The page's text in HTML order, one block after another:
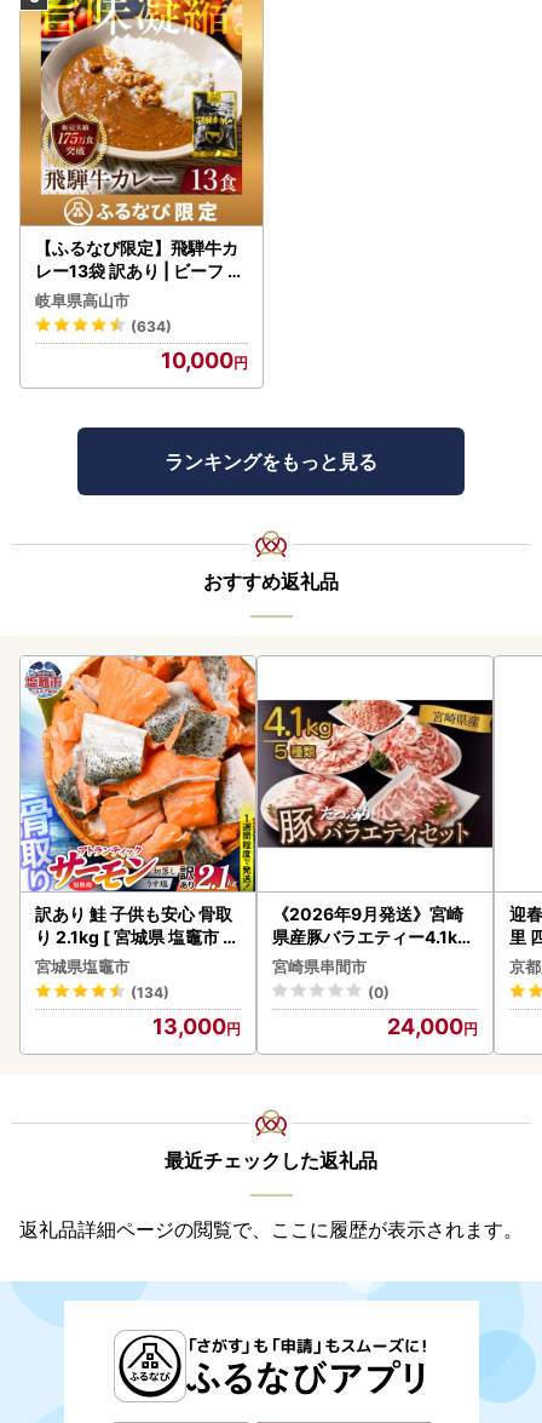
（2）郵送での申請について
《ご寄附翌年の1月10日必着（消印無効）》の申請期限まで
に、下記宛先まで郵送お願いいたします。
〒010-8560 秋田県秋田市山王１丁目１番1号
秋田市役所 企画政策部 選ばれるまち戦略課 ふるさと納
税推進担当宛
※ワンストップ特例申請書と併せて「個人番号確認書類」と
「本人確認書類」の提出が必要です。詳細は下記URLからご
確認ください。
https://www.city.akita.lg.jp/shisei/hoshin-keikaku/1011
478/1008502/1003150.html
◯ワンストップ特例申請後の流れ
だいております必要書類の内容を照会し、
不備が見られない場合、下記メールアドレスより申請受理の
メールを送付いたします。
不備内容や追加提出が必要な書類等につきまして、ご案内を
お送りいたします。
akita-city@do-furusato.com
※迷惑メールに振り分けられてしまう可能性もございますの
で、正しく受信できるようプロバイダやメールソフトの受信
設定をご確認ください。
【ふるなび限定】飛騨牛カ
レー13袋 訳あり | ビーフ レ
トルト 訳あり DC006-CP
01 FN-Limited-VO
岐阜県高山市
(634)
10,000
ランキングをもっと見る
おすすめ返礼品
訳あり 鮭 子供も安心 骨取
り 2.1kg [ 宮城県 塩竈市 ]
鮭
宮城県塩竈市
(134)
13,000
《2026年9月発送》宮崎
県産豚バラエティー4.1kg
セット_K033-057-2609
宮崎県串間市
(0)
24,000
迎
里
京
最近チェックした返礼品
返礼品詳細ページの閲覧で、ここに履歴が表示されます。